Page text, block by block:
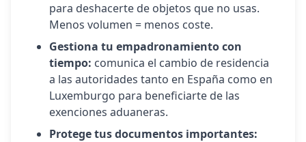
para deshacerte de objetos que no usas.
Menos volumen = menos coste.
Gestiona tu empadronamiento con
tiempo: comunica el cambio de residencia
a las autoridades tanto en España como en
Luxemburgo para beneficiarte de las
exenciones aduaneras.
Protege tus documentos importantes: